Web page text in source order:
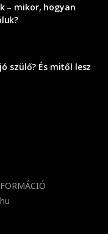
– mikor, hogyan
szülő? És mitől lesz